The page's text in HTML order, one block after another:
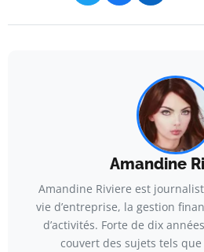
Amandine
Amandine Riviere est
vie d’entreprise, la gestion
d’activités. Forte de dix
couvert des sujets tels